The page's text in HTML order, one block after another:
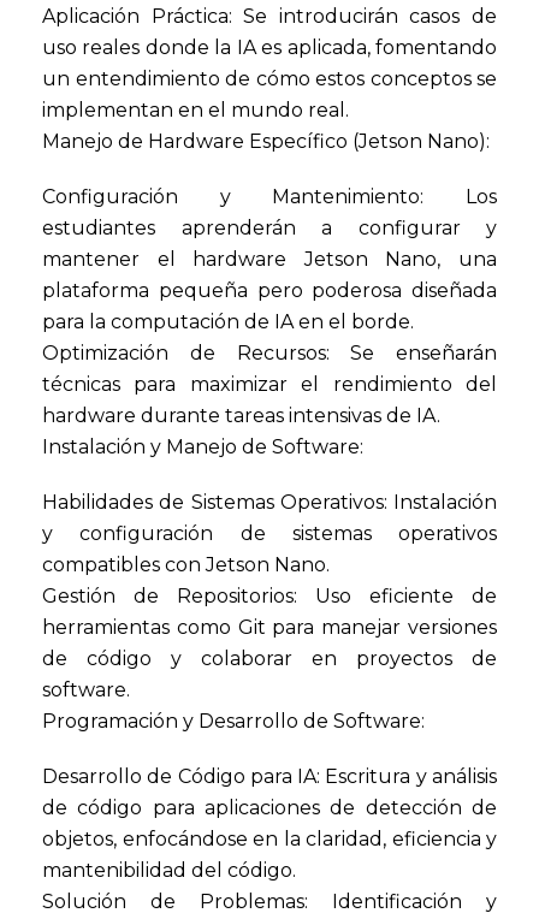
Aplicación Práctica: Se introducirán casos de
uso reales donde la IA es aplicada, fomentando
un entendimiento de cómo estos conceptos se
implementan en el mundo real.
Manejo de Hardware Específico (Jetson Nano):
Configuración y Mantenimiento: Los
estudiantes aprenderán a configurar y
mantener el hardware Jetson Nano, una
plataforma pequeña pero poderosa diseñada
para la computación de IA en el borde.
Optimización de Recursos: Se enseñarán
técnicas para maximizar el rendimiento del
hardware durante tareas intensivas de IA.
Instalación y Manejo de Software:
Habilidades de Sistemas Operativos: Instalación
y configuración de sistemas operativos
compatibles con Jetson Nano.
Gestión de Repositorios: Uso eficiente de
herramientas como Git para manejar versiones
de código y colaborar en proyectos de
software.
Programación y Desarrollo de Software:
Desarrollo de Código para IA: Escritura y análisis
de código para aplicaciones de detección de
objetos, enfocándose en la claridad, eficiencia y
mantenibilidad del código.
Solución de Problemas: Identificación y